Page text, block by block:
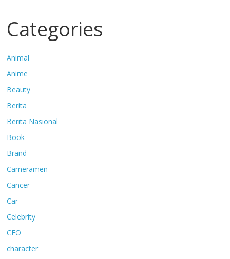
Categories
Animal
Anime
Beauty
Berita
Berita Nasional
Book
Brand
Cameramen
Cancer
Car
Celebrity
CEO
character